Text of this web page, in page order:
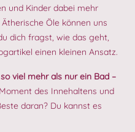
und Kinder dabei mehr
Öle können uns
dich fragst, wie das geht,
einen kleinen Ansatz.
viel mehr als nur ein Bad –
Moment des Innehaltens und
daran? Du kannst es